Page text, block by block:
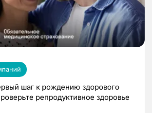
шаг к рождению здорового
репродуктивное здоровье